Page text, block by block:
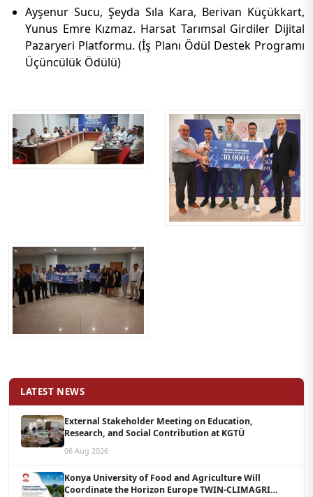
Ayşenur Sucu, Şeyda Sıla Kara, Berivan Küçükkart,
Yunus Emre Kızmaz. Harsat Tarımsal Girdiler Dijital
Pazaryeri Platformu. (İş Planı Ödül Destek Programı
Üçüncülük Ödülü)
LATEST NEWS
External Stakeholder Meeting on Education,
Research, and Social Contribution at KGTÜ
06 Aug 2026
Konya University of Food and Agriculture Will
Coordinate the Horizon Europe TWIN-CLIMAGRI